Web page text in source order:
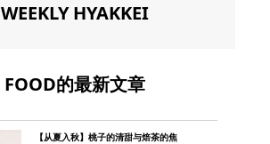
WEEKLY HYAKKEI
FOOD的最新文章
【从夏入秋】桃子的清甜与焙茶的焦